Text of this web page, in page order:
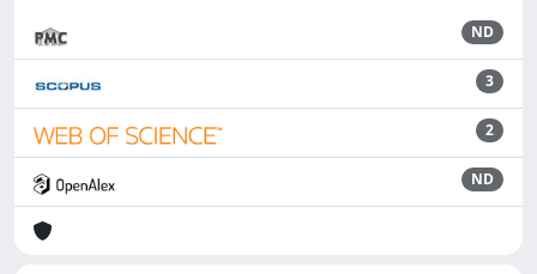
ND
3
2
ND